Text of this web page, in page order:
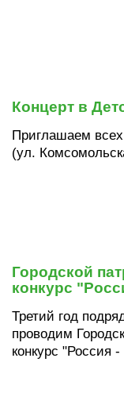
Концерт в
Приглашаем
(ул.
Городской
конкурс
Третий год
проводим
конкурс "Россия